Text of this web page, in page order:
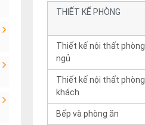
THIẾT KẾ PHÒNG
Thiết kế nội thất phòng
ngủ
Thiết kế nội thất phòng
khách
Bếp và phòng ăn